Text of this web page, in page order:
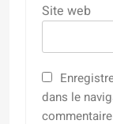
Site web
dans le